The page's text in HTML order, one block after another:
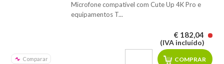
Microfone compatível com Cute Up 4K Pro e
equipamentos T...
Comparar
€ 182,04
(IVA incluído)